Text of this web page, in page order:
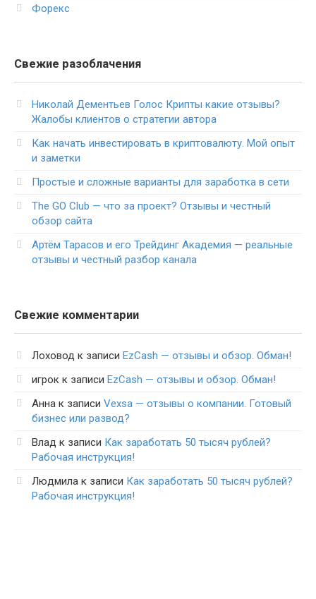
Форекс
Свежие разоблачения
Николай Дементьев Голос Крипты какие отзывы?
Жалобы клиентов о стратегии автора
Как начать инвестировать в криптовалюту. Мой опыт
и заметки
Простые и сложные варианты для заработка в сети
The GO Club — что за проект? Отзывы и честный
обзор сайта
Артём Тарасов и его Трейдинг Академия — реальные
отзывы и честный разбор канала
Свежие комментарии
Лоховод к записи EzCash — отзывы и обзор. Обман!
игрок к записи EzCash — отзывы и обзор. Обман!
Анна к записи Vexsa — отзывы о компании. Готовый
бизнес или развод?
Влад к записи Как заработать 50 тысяч рублей?
Рабочая инструкция!
Людмила к записи Как заработать 50 тысяч рублей?
Рабочая инструкция!